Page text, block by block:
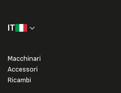
IT
Macchinari
Accessori
Ricambi